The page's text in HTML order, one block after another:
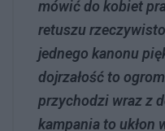
mówić do kobiet
retuszu
jednego kanonu
dojrzałość to
przychodzi wraz z
kampania to ukłon